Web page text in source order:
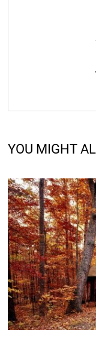
YOU MIGHT